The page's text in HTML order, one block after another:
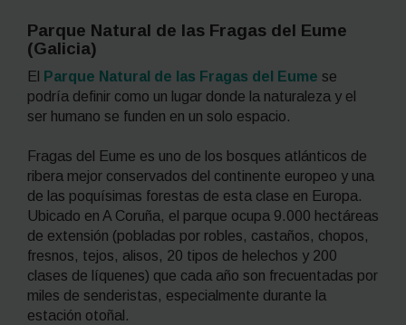
Parque Natural de las Fragas del Eume
(Galicia)
El Parque Natural de las Fragas del Eume se
podría definir como un lugar donde la naturaleza y el
ser humano se funden en un solo espacio.
Fragas del Eume es uno de los bosques atlánticos de
ribera mejor conservados del continente europeo y una
de las poquísimas forestas de esta clase en Europa.
Ubicado en A Coruña, el parque ocupa 9.000 hectáreas
de extensión (pobladas por robles, castaños, chopos,
fresnos, tejos, alisos, 20 tipos de helechos y 200
clases de líquenes) que cada año son frecuentadas por
miles de senderistas, especialmente durante la
estación otoñal.